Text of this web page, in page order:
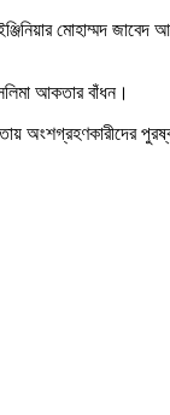
মোহাম্মদ জাবেদ
আকতার বাঁধন।
অংশগ্রহণকারীদের